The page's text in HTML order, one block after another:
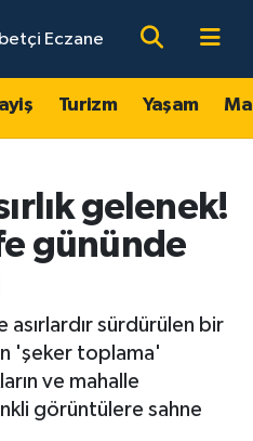
Eczane
Turizm Yaşam
gelenek!
gününde
asırlardır sürdürülen bir
'şeker toplama'
ve mahalle
görüntülere sahne
Haritası
ve Fikstür